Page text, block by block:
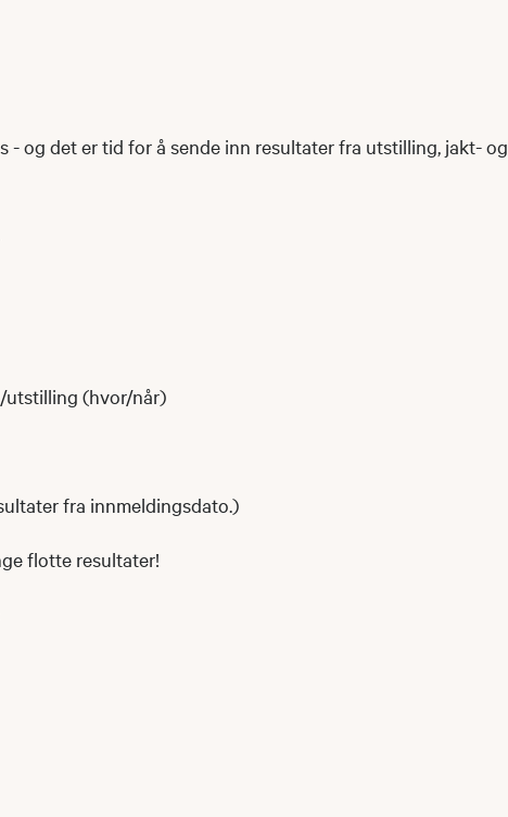
- og det er tid for å sende inn resultater fra utstilling, jakt- og
utstilling (hvor/når)
fra innmeldingsdato.)
flotte resultater!